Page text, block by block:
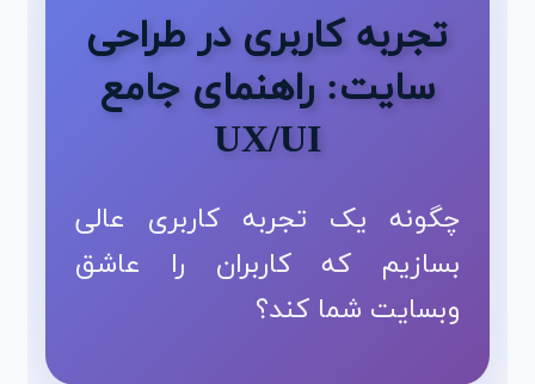
تجربه کاربری در طراحی
سایت: راهنمای جامع
UX/UI
چگونه یک تجربه کاربری عالی
بسازیم که کاربران را عاشق
وبسایت شما کند؟